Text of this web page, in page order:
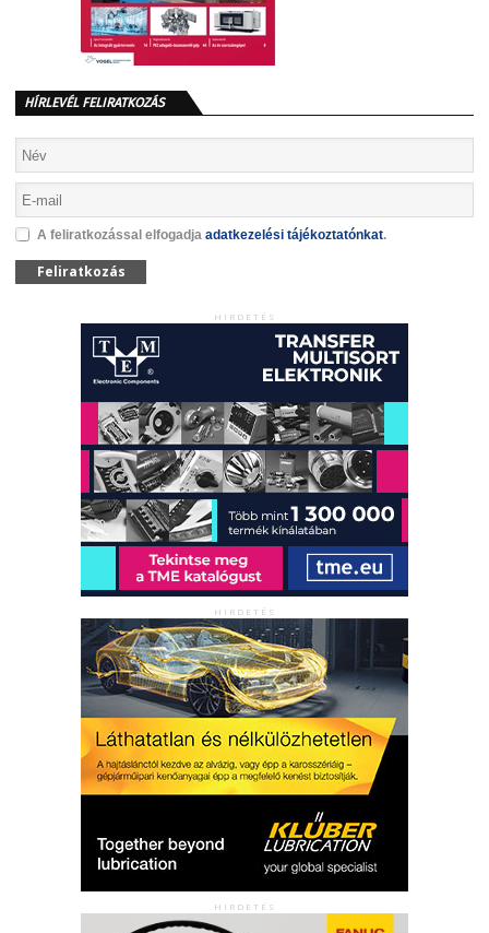
HÍRLEVÉL FELIRATKOZÁS
A feliratkozással elfogadja adatkezelési tájékoztatónkat.
Feliratkozás
HIRDETÉS
HIRDETÉS
HIRDETÉS